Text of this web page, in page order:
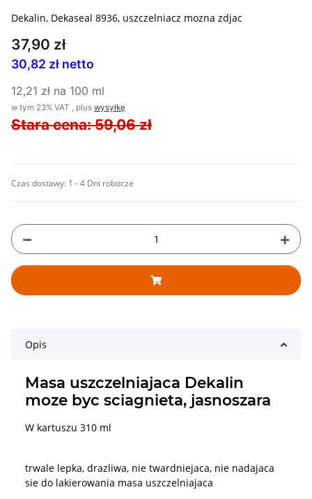
Dekalin, Dekaseal 8936, uszczelniacz mozna zdjac
37,90 zł
30,82 zł netto
12,21 zł na 100 ml
w tym 23% VAT , plus wysyłkę
Stara cena: 59,06 zł
Czas dostawy: 1 - 4 Dni robocze
Opis
Masa uszczelniajaca Dekalin
moze byc sciagnieta, jasnoszara
W kartuszu 310 ml
trwale lepka, drazliwa, nie twardniejaca, nie nadajaca
sie do lakierowania masa uszczelniajaca